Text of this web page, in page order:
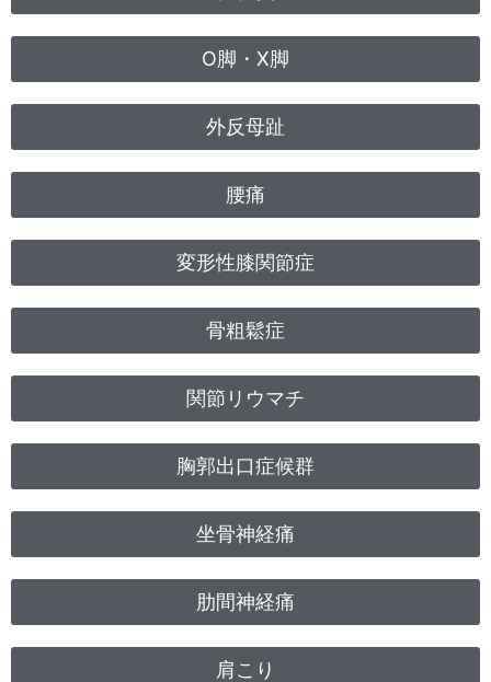
O脚・X脚
外反母趾
腰痛
変形性膝関節症
骨粗鬆症
関節リウマチ
胸郭出口症候群
坐骨神経痛
肋間神経痛
肩こり